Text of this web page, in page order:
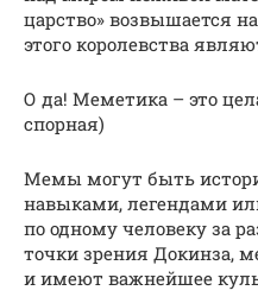
царство» возвышается
этого королевства
О да! Меметика – это
спорная)
Мемы могут быть
навыками, легендами
по одному человеку за
точки зрения Докинза,
и имеют важнейшее